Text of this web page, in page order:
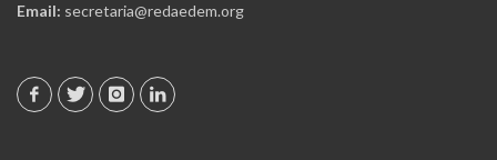
Email: secretaria@redaedem.org